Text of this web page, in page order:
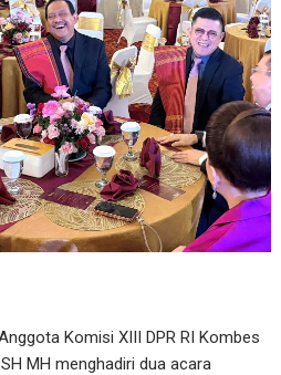
Komisi XIII DPR RI Kombes
MH menghadiri dua acara